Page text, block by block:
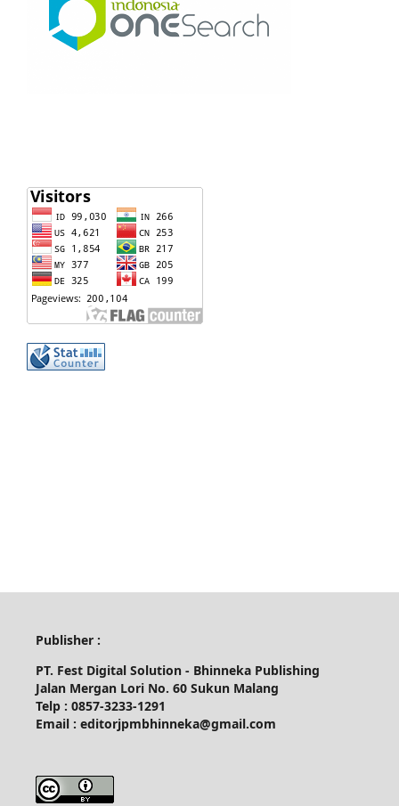
Publisher :
PT. Fest Digital Solution - Bhinneka Publishing
Jalan Mergan Lori No. 60 Sukun Malang
Telp : 0857-3233-1291
Email : editorjpmbhinneka@gmail.com